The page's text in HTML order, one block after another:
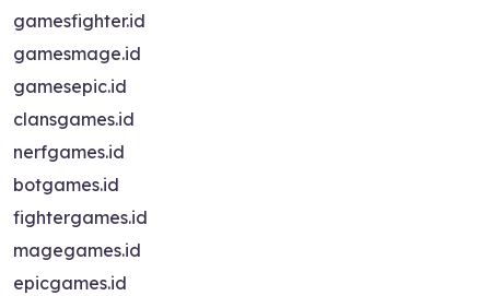
gamesfighter.id
gamesmage.id
gamesepic.id
clansgames.id
nerfgames.id
botgames.id
fightergames.id
magegames.id
epicgames.id